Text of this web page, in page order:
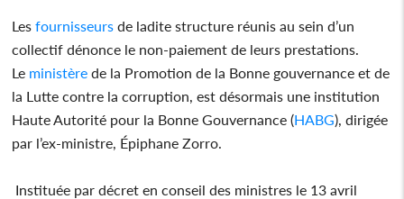
Lesfournisseurs de ladite structure réunis au sein d’un
collectif dénonce le non-paiement de leurs prestations.
Le ministère de la Promotion de la Bonne gouvernance et de
la Lutte contre la corruption, est désormais une institution
Haute Autorité pour la Bonne Gouvernance (HABG), dirigée
par l’ex-ministre, Épiphane Zorro.
Instituée par décret en conseil des ministres le 13 avril